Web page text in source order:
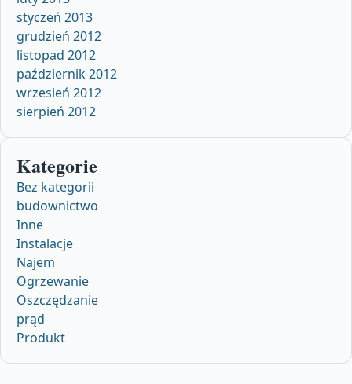
styczeń 2013
grudzień 2012
listopad 2012
październik 2012
wrzesień 2012
sierpień 2012
Kategorie
Bez kategorii
budownictwo
Inne
Instalacje
Najem
Ogrzewanie
Oszczędzanie
prąd
Produkt